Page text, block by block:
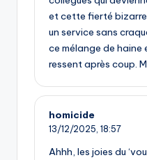
et cette fierté bizarre
un service sans
ce mélange de haine
ressent après coup.
homicide
13/12/2025, 18:57
Ahhh, les joies du